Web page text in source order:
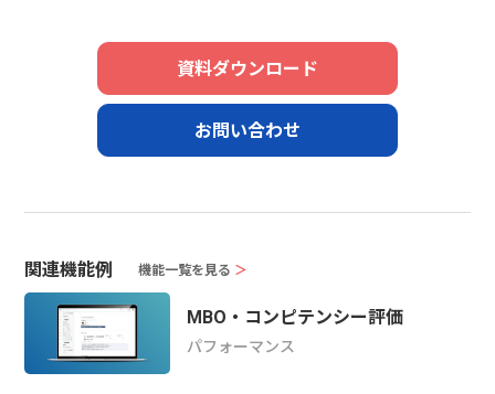
資料ダウンロード
お問い合わせ
関連機能例 機能一覧を見る ＞
MBO・コンピテンシー評価
パフォーマンス